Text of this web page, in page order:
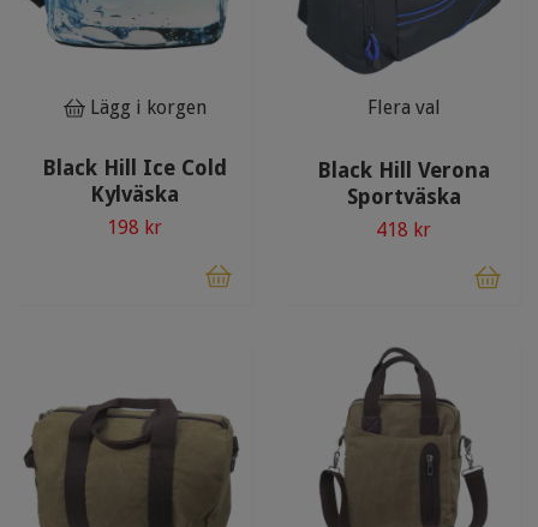
Lägg i korgen
Black Hill Ice Cold
Kylväska
198 kr
Flera val
Black Hill Verona
Sportväska
418 kr